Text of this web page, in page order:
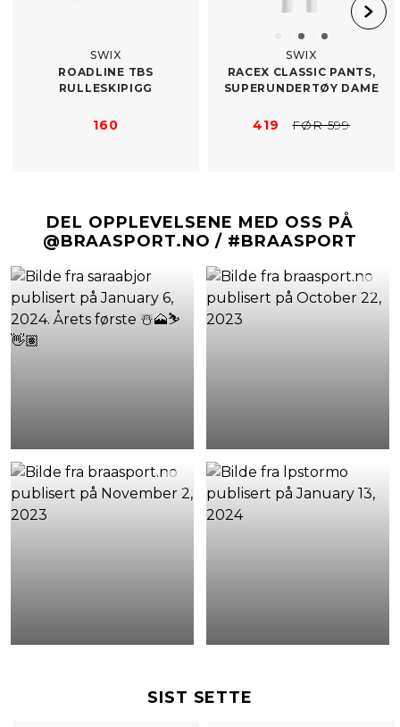
SWIX
ROADLINE TBS
RULLESKIPIGG
160
SWIX
RACEX CLASSIC PANTS,
SUPERUNDERTØY DAME
419 FØR 599
DEL OPPLEVELSENE MED OSS PÅ
@BRAASPORT.NO / #BRAASPORT
SIST SETTE